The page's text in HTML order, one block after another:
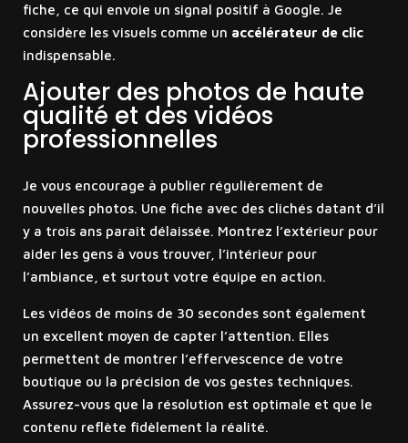
fiche, ce qui envoie un signal positif à Google. Je
considère les visuels comme un accélérateur de clic
indispensable.
Ajouter des photos de haute
qualité et des vidéos
professionnelles
Je vous encourage à publier régulièrement de
nouvelles photos. Une fiche avec des clichés datant d’il
y a trois ans paraît délaissée. Montrez l’extérieur pour
aider les gens à vous trouver, l’intérieur pour
l’ambiance, et surtout votre équipe en action.
Les vidéos de moins de 30 secondes sont également
un excellent moyen de capter l’attention. Elles
permettent de montrer l’effervescence de votre
boutique ou la précision de vos gestes techniques.
Assurez-vous que la résolution est optimale et que le
contenu reflète fidèlement la réalité.